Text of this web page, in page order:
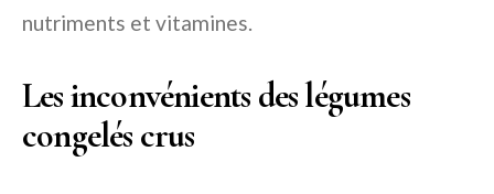
nutriments et vitamines.
Les inconvénients des légumes
congelés crus